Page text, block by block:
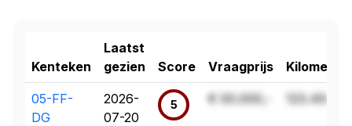
Kenteken
Laatst
gezien
Score Vraagprijs
05-FF-
DG
2026-
07-20
5 € 00.000,- 123.456 km